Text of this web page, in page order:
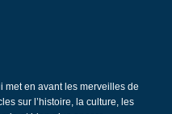
met en avant les merveilles de
sur l’histoire, la culture, les